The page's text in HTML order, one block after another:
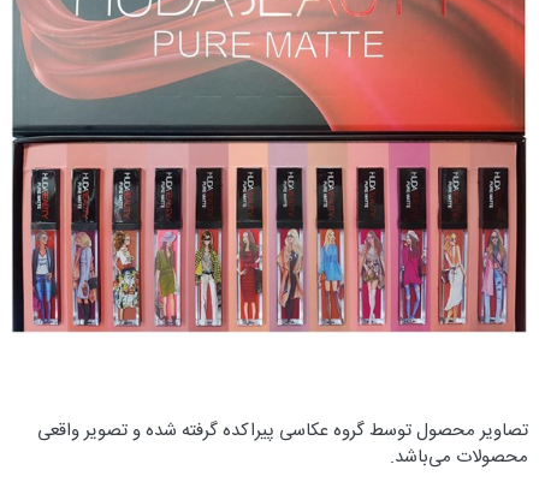
تصاویر محصول توسط گروه عکاسی پیراکده گرفته شده و تصویر واقعی
محصولات می‌باشد.